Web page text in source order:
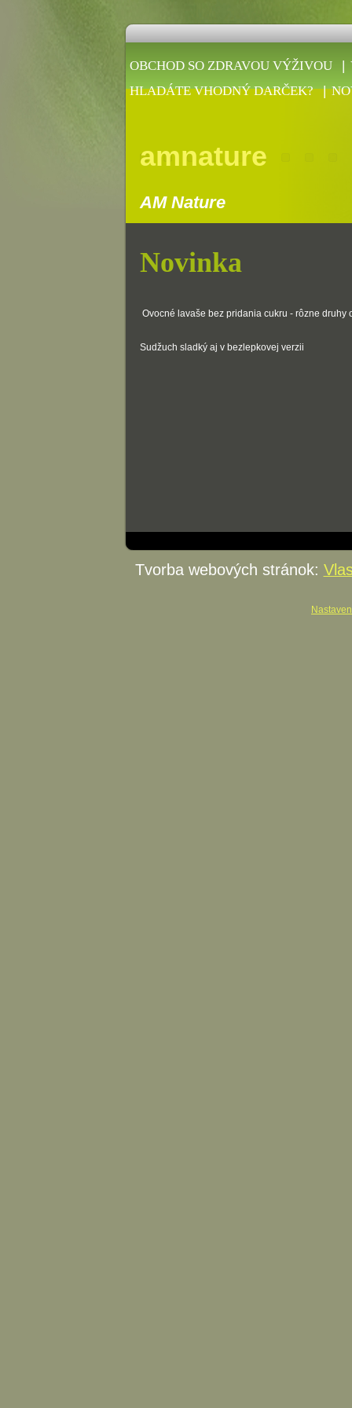
OBCHOD SO ZDRAVOU VÝŽIVOU
HLADÁTE VHODNÝ DARČEK?
amnature
AM Nature
Novinka
Ovocné lavaše bez pridania cukru - rôzne druhy
Sudžuch sladký aj v bezlepkovej verzii
Tvorba webových stránok: